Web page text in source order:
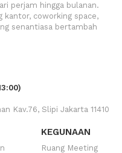
perjam hingga bulanan.
kantor, coworking space,
senantiasa bertambah
Kav.76, Slipi Jakarta 11410
KEGUNAAN
Ruang Meeting